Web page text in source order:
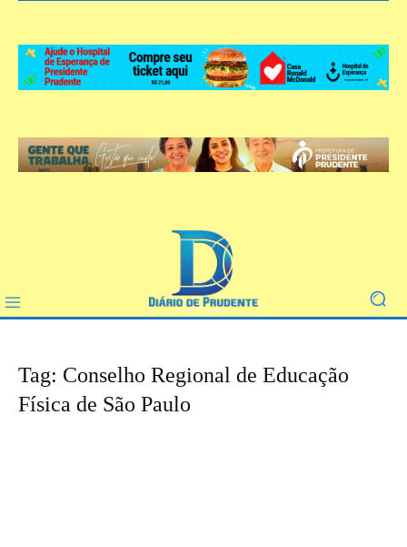
Tag: Conselho Regional de Educação
Física de São Paulo